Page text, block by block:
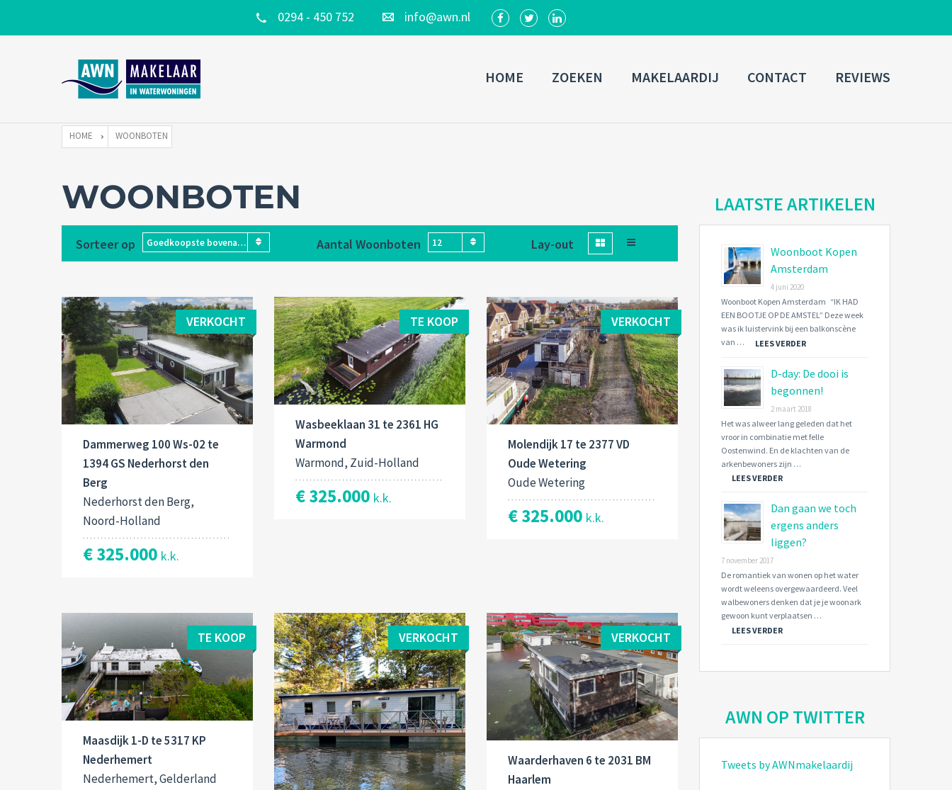
0294 - 450 752 info@awn.nl
Username
Connect with:
Forgot
password? SIGN IN
Remember me
HOME ZOEKEN MAKELAARDIJ CONTACT REVIEWS
HOME WOONBOTEN
WOONBOTEN
Sorteer op Goedkoopste bovenaan Aantal Woonboten 12 Lay-out
VERKOCHT
Dammerweg 100 Ws-02 te
1394 GS Nederhorst den
Berg
Nederhorst den Berg,
Noord-Holland
€ 325.000 k.k.
TE KOOP
Wasbeeklaan 31 te 2361 HG
Warmond
Warmond, Zuid-Holland
€ 325.000 k.k.
VERKOCHT
Molendijk 17 te 2377 VD
Oude Wetering
Oude Wetering
€ 325.000 k.k.
TE KOOP
Maasdijk 1-D te 5317 KP
Nederhemert
Nederhemert, Gelderland
VERKOCHT VERKOCHT
Waarderhaven 6 te 2031 BM
Haarlem
LAATSTE ARTIKELEN
Woonboot Kopen
Amsterdam
4 juni 2020
Woonboot Kopen Amsterdam “IK HAD
EEN BOOTJE OP DE AMSTEL” Deze week
was ik luistervink bij een balkonscène
van …
LEES VERDER
D-day: De dooi is
begonnen!
2 maart 2018
Het was alweer lang geleden dat het
vroor in combinatie met felle
Oostenwind. En de klachten van de
arkenbewoners zijn …
LEES VERDER
Dan gaan we toch
ergens anders
liggen?
7 november 2017
De romantiek van wonen op het water
wordt weleens overgewaardeerd. Veel
walbewoners denken dat je je woonark
gewoon kunt verplaatsen …
LEES VERDER
AWN OP TWITTER
Tweets by AWNmakelaardij